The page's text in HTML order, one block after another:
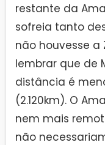
restante da
sofreia tanto
não houvesse a
lembrar que de
distância é
(2.120km). O
nem mais
não